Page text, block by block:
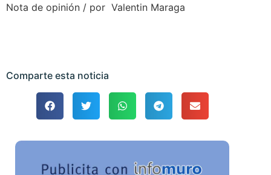
Nota de opinión / por Valentin Maraga
Comparte esta noticia